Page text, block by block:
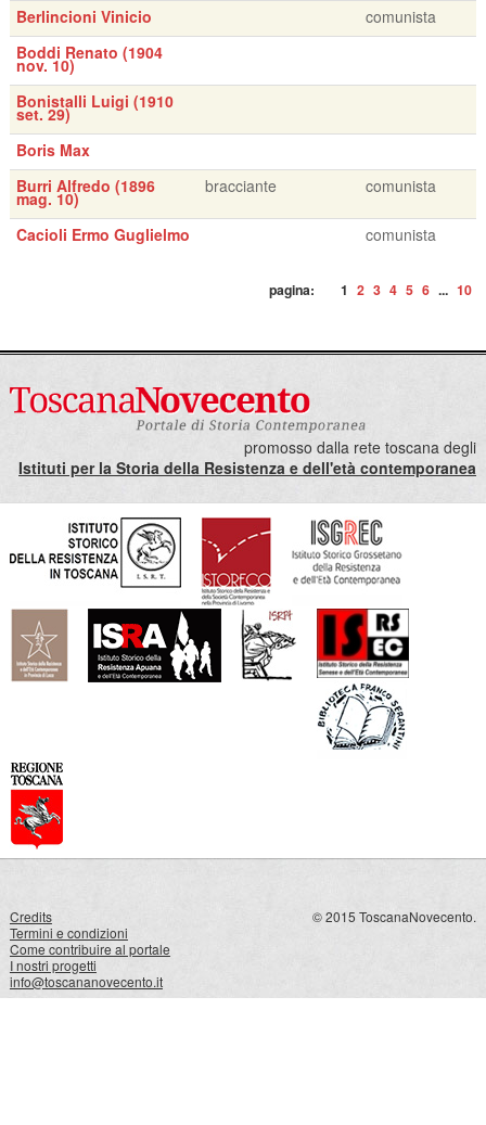
Berlincioni Vinicio
comunista
Boddi Renato (1904
nov. 10)
Bonistalli Luigi (1910
set. 29)
Boris Max
Burri Alfredo (1896
mag. 10)
bracciante comunista
Cacioli Ermo Guglielmo comunista
pagina: 1 2 3 4 5 6 ... 10
promosso dalla rete toscana degli
Istituti per la Storia della Resistenza e dell'età contemporanea
Credits
Termini e condizioni
Come contribuire al portale
I nostri progetti
info@toscananovecento.it
© 2015 ToscanaNovecento.